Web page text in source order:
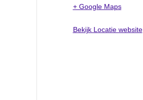
+ Google Maps
Bekijk Locatie website